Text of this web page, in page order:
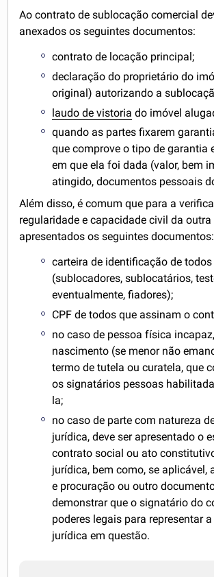
Ao contrato de sublocação comercial
anexados os seguintes documentos:
contrato de locação principal;
declaração do proprietário do
original) autorizando a
laudo de vistoria do imóvel
quando as partes fixarem
que comprove o tipo de garantia
em que ela foi dada (valor, bem
atingido, documentos pessoais
Além disso, é comum que para a
regularidade e capacidade civil da
apresentados os seguintes documentos:
carteira de identificação de
(sublocadores, sublocatários,
eventualmente, fiadores);
CPF de todos que assinam o
no caso de pessoa física
nascimento (se menor não
termo de tutela ou curatela, que
os signatários pessoas
la;
no caso de parte com natureza
jurídica, deve ser apresentado o
contrato social ou ato
jurídica, bem como, se aplicável,
e procuração ou outro
demonstrar que o signatário do
poderes legais para representar
jurídica em questão.